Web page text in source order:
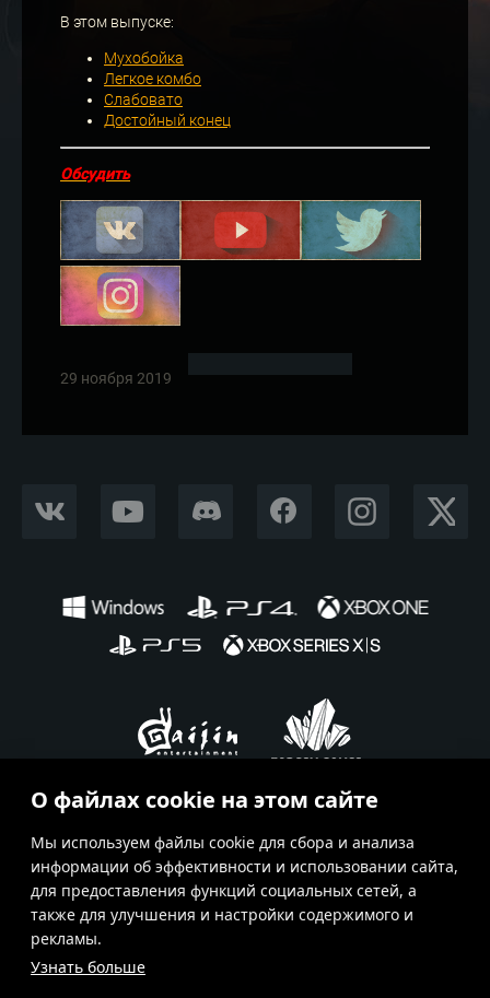
О файлах cookie на этом сайте
Мы используем файлы cookie для сбора и анализа
информации об эффективности и использовании сайта,
для предоставления функций социальных сетей, а
также для улучшения и настройки содержимого и
рекламы.
Узнать больше
В этом выпуске:
Мухобойка
Легкое комбо
Слабовато
Достойный конец
Обсудить
29 ноября 2019
VKONTAKTE YOUTUBE DISCORD FACEBOOK INSTAGRAM X CORP
Условия использования
Условия предоставления сервисов